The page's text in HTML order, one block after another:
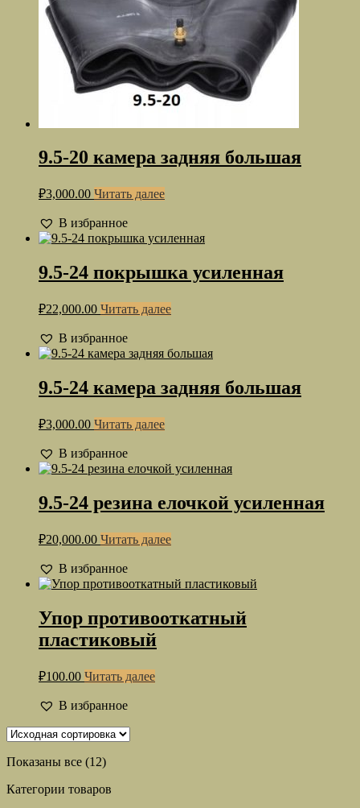
9.5-20 камера задняя большая
₽3,000.00 Читать далее
В избранное
9.5-24 покрышка усиленная
₽22,000.00 Читать далее
В избранное
9.5-24 камера задняя большая
₽3,000.00 Читать далее
В избранное
9.5-24 резина елочкой усиленная
₽20,000.00 Читать далее
В избранное
Упор противооткатный
пластиковый
₽100.00 Читать далее
В избранное
Показаны все (12)
Категории товаров